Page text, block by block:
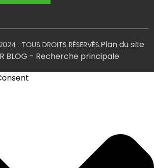
: TOUS DROITS RÉSERVÉS.Plan du site
BLOG - Recherche principale